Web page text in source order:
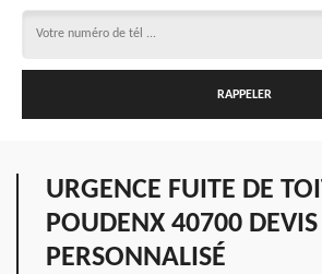
URGENCE FUITE DE
POUDENX 40700 DEVIS
PERSONNALISÉ